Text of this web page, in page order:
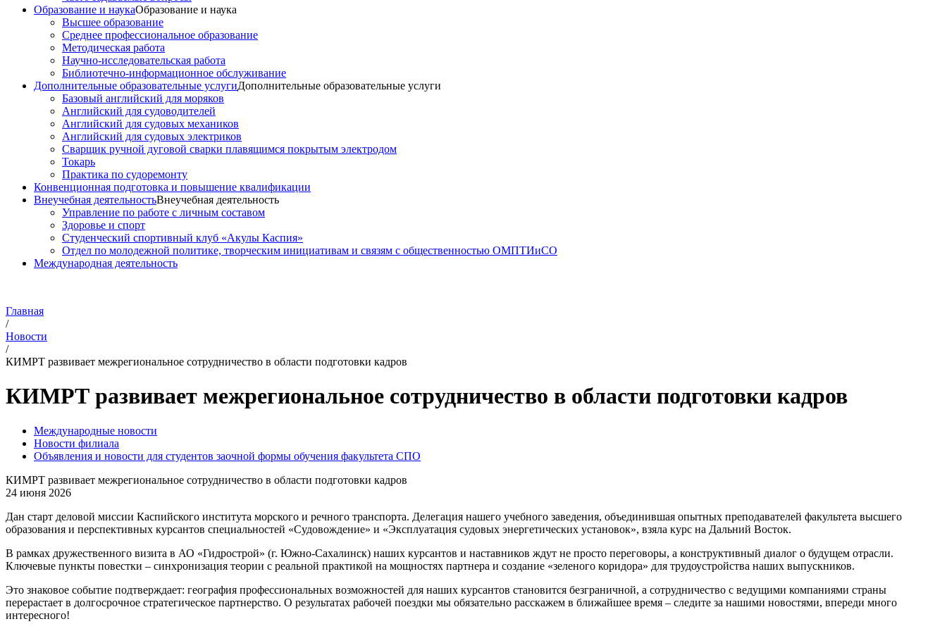
Образование и наукаОбразование и наука
Высшее образование
Среднее профессиональное образование
Методическая работа
Научно-исследовательская работа
Библиотечно-информационное обслуживание
Дополнительные образовательные услугиДополнительные образовательные услуги
Базовый английский для моряков
Английский для судоводителей
Английский для судовых механиков
Английский для судовых электриков
Cварщик ручной дуговой сварки плавящимся покрытым электродом
Токарь
Практика по судоремонту
Конвенционная подготовка и повышение квалификации
Внеучебная деятельностьВнеучебная деятельность
Управление по работе с личным составом
Здоровье и спорт
Студенческий спортивный клуб «Акулы Каспия»
Отдел по молодежной политике, творческим инициативам и связям с общественностью ОМПТИиСО
Международная деятельность
Главная
/
Новости
/
КИМРТ развивает межрегиональное сотрудничество в области подготовки кадров
КИМРТ развивает межрегиональное сотрудничество в области подготовки кадров
Международные новости
Новости филиала
Объявления и новости для студентов заочной формы обучения факультета СПО
КИМРТ развивает межрегиональное сотрудничество в области подготовки кадров
24 июня 2026
Дан старт деловой миссии Каспийского института морского и речного транспорта. Делегация нашего учебного заведения, объединившая опытных преподавателей факультета высшего
образования и перспективных курсантов специальностей «Судовождение» и «Эксплуатация судовых энергетических установок», взяла курс на Дальний Восток.
В рамках дружественного визита в АО «Гидрострой» (г. Южно-Сахалинск) наших курсантов и наставников ждут не просто переговоры, а конструктивный диалог о будущем отрасли.
Ключевые пункты повестки – синхронизация теории с реальной практикой на мощностях партнера и создание «зеленого коридора» для трудоустройства наших выпускников.
Это знаковое событие подтверждает: география профессиональных возможностей для наших курсантов становится безграничной, а сотрудничество с ведущими компаниями страны
перерастает в долгосрочное стратегическое партнерство. О результатах рабочей поездки мы обязательно расскажем в ближайшее время – следите за нашими новостями, впереди много
интересного!